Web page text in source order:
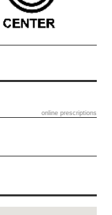
online prescriptions